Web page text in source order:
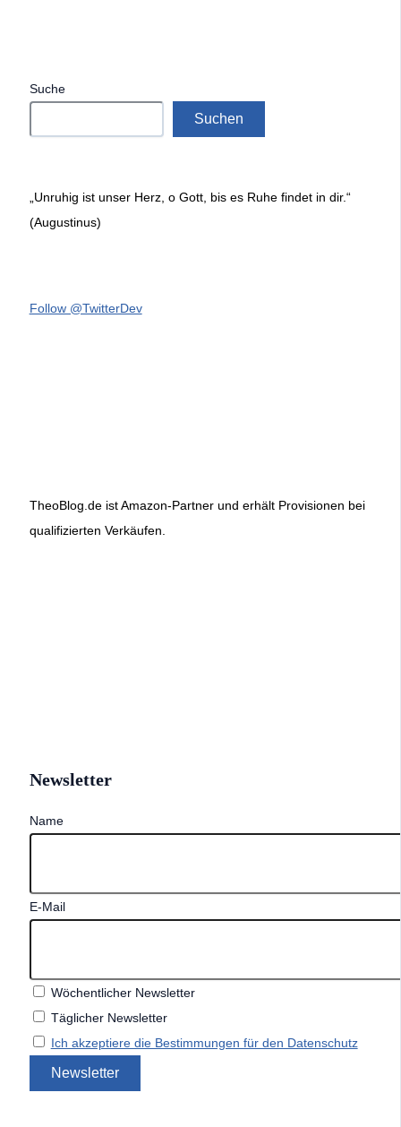
Suche
Suchen
„Unruhig ist unser Herz, o Gott, bis es Ruhe findet in dir.“
(Augustinus)
Follow @TwitterDev
TheoBlog.de ist Amazon-Partner und erhält Provisionen bei
qualifizierten Verkäufen.
Newsletter
Name
E-Mail
Wöchentlicher Newsletter
Täglicher Newsletter
Ich akzeptiere die Bestimmungen für den Datenschutz